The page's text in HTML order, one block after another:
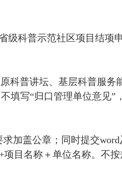
科普示范社区项目结项
科普讲坛、基层科普服务
填写“归口管理单位意见”
加盖公章；同时提交word
目名称＋单位名称。不按